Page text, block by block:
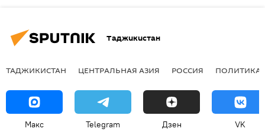
Таджикистан
ТАДЖИКИСТАН ЦЕНТРАЛЬНАЯ АЗИЯ РОССИЯ ПОЛИТИКА
Макс Telegram Дзен VK